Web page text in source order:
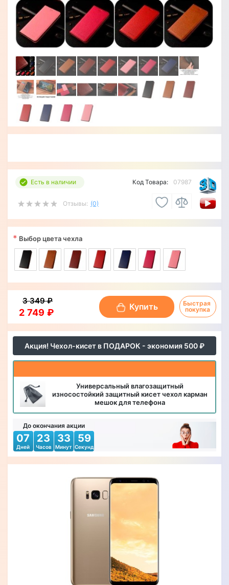
Есть в наличии
Отзывы: (0)
Код Товара: 07987
Акция! Чехол-кисет в ПОДАРОК - экономия 500 ₽
Универсальный влагозащитный
износостойкий защитный кисет чехол карман
мешок для телефона
До окончания акции
07
Дней
23
Часов
33
Минут
57
Секунд
* Выбор цвета чехла
2 749 ₽
3 349 ₽
Купить
Быстрая
покупка